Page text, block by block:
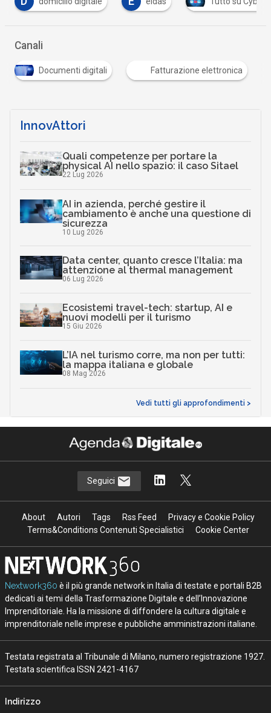
Canali
Documenti digitali Fatturazione elettronica
InnovAttori
Quali competenze per portare la
physical AI nello spazio: il caso Sitael
22 Lug 2026
AI in azienda, perché gestire il
cambiamento è anche una questione di
sicurezza
10 Lug 2026
Data center, quanto cresce l’Italia: ma
attenzione al thermal management
06 Lug 2026
Ecosistemi travel-tech: startup, AI e
nuovi modelli per il turismo
15 Giu 2026
L’IA nel turismo corre, ma non per tutti:
la mappa italiana e globale
08 Mag 2026
Vedi tutti gli approfondimenti >
Seguici
About Autori Tags Rss Feed
Privacy e Cookie Policy
Terms&Conditions Contenuti Specialistici
Cookie Center
Nextwork360 è il più grande network in Italia di testate e portali B2B
dedicati ai temi della Trasformazione Digitale e dell’Innovazione
Imprenditoriale. Ha la missione di diffondere la cultura digitale e
imprenditoriale nelle imprese e pubbliche amministrazioni italiane.
Testata registrata al Tribunale di Milano, numero registrazione 1927.
Testata scientifica ISSN 2421-4167
Indirizzo